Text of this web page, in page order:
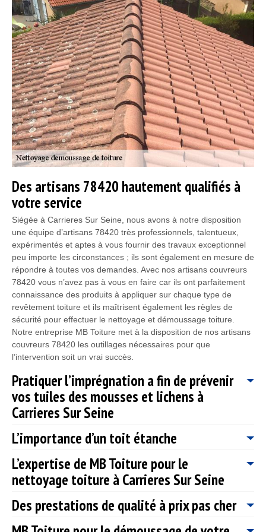
Des artisans 78420 hautement qualifiés à
votre service
Siégée à Carrieres Sur Seine, nous avons à notre disposition
une équipe d’artisans 78420 très professionnels, talentueux,
expérimentés et aptes à vous fournir des travaux exceptionnel
peu importe les circonstances ; ils sont également en mesure de
répondre à toutes vos demandes. Avec nos artisans couvreurs
78420 vous n’avez pas à vous en faire car ils ont parfaitement
connaissance des produits à appliquer sur chaque type de
revêtement toiture et ils maîtrisent également les règles de
sécurité pour effectuer le nettoyage et démoussage toiture.
Notre entreprise MB Toiture met à la disposition de nos artisans
couvreurs 78420 les outillages nécessaires pour que
l’intervention soit un vrai succès.
Pratiquer l’imprégnation a fin de prévenir
vos tuiles des mousses et lichens à
Carrieres Sur Seine
Une des méthodes de traitement de prévention pour la
produit imprégnant pénètre dans les tuiles pour renforcer la
robustesse de sa structure. Avec cette méthode, l’enracinement
des mousses sera alors plus difficile. Pour la protection de vos
toitures en tuiles à Carrieres Sur Seine 78420 et ses environs,
fiez-vous à MB Toiture. Avec ses couvreurs nettoyages et
démoussages de toiture, MB Toiture vous garantira un toit
L’importance d’un toit étanche
Afin que votre toit puisse être parfaitement étanche ; il est
indispensable de bien l’entretenir et cela pour éviter également
à votre charpente et à votre maison de subir de gros dégâts à
cause des fuites d’eau de pluie qui passe par votre toiture.
Disposant de plusieurs années d’expérience, notre entreprise
MB Toiture est spécialisée dans le domaine et nous avons les
L’expertise de MB Toiture pour le
nettoyage toiture à Carrieres Sur Seine
Il est recommandé d’effectuer un nettoyage toiture au moins 1 à
Des prestations de qualité à prix pas cher